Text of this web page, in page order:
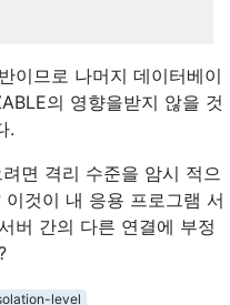
이므로 나머지 데이터베이
의 영향을받지 않을 것
.
면 격리 수준을 암시 적으
것이 내 응용 프로그램 서
버 간의 다른 연결에 부정
level